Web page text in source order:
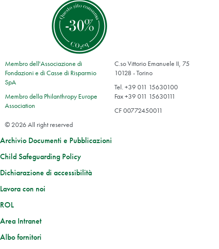
Membro dell'Associazione di
Fondazioni e di Casse di Risparmio
SpA
Membro della Philanthropy Europe
Association
C.so Vittorio Emanuele II, 75
10128 - Torino
Tel. +39 011 15630100
Fax +39 011 15630111
CF 00772450011
© 2026 All right reserved
Archivio Documenti e Pubblicazioni
Child Safeguarding Policy
Dichiarazione di accessibilità
Lavora con noi
ROL
Area Intranet
Albo fornitori